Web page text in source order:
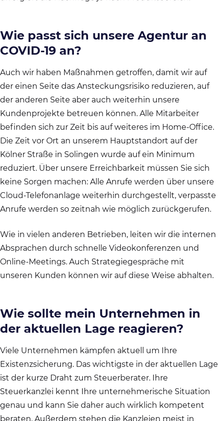
Wie passt sich unsere Agentur an
COVID-19 an?
Auch wir haben Maßnahmen getroffen, damit wir auf
der einen Seite das Ansteckungsrisiko reduzieren, auf
der anderen Seite aber auch weiterhin unsere
Kundenprojekte betreuen können. Alle Mitarbeiter
befinden sich zur Zeit bis auf weiteres im Home-Office.
Die Zeit vor Ort an unserem Hauptstandort auf der
Kölner Straße in Solingen wurde auf ein Minimum
reduziert. Über unsere Erreichbarkeit müssen Sie sich
keine Sorgen machen: Alle Anrufe werden über unsere
Cloud-Telefonanlage weiterhin durchgestellt, verpasste
Anrufe werden so zeitnah wie möglich zurückgerufen.
Wie in vielen anderen Betrieben, leiten wir die internen
Absprachen durch schnelle Videokonferenzen und
Online-Meetings. Auch Strategiegespräche mit
unseren Kunden können wir auf diese Weise abhalten.
Wie sollte mein Unternehmen in
der aktuellen Lage reagieren?
Viele Unternehmen kämpfen aktuell um Ihre
Existenzsicherung. Das wichtigste in der aktuellen Lage
ist der kurze Draht zum Steuerberater. Ihre
Steuerkanzlei kennt Ihre unternehmerische Situation
genau und kann Sie daher auch wirklich kompetent
beraten. Außerdem stehen die Kanzleien meist in